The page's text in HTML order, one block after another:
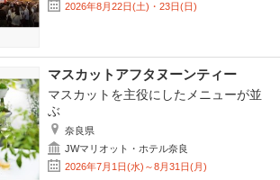
2026年8月22日(土)・23日(日)
マスカットアフタヌーンティー
マスカットを主役にしたメニューが並
ぶ
奈良県
JWマリオット・ホテル奈良
2026年7月1日(水)～8月31日(月)